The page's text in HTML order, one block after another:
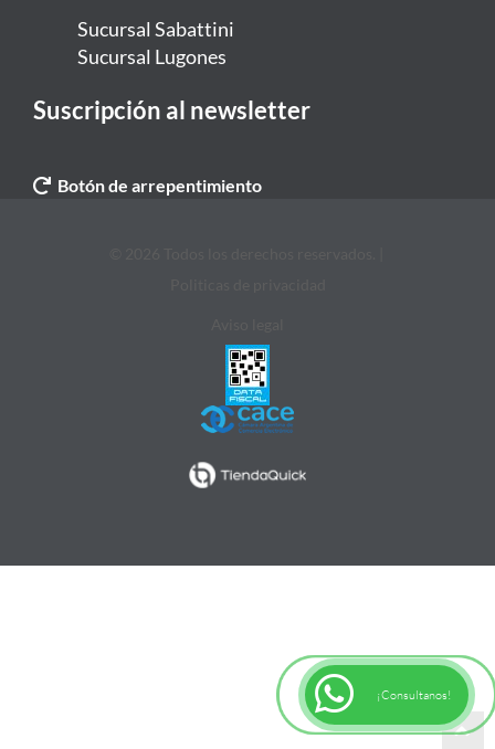
Sucursal Sabattini
Sucursal Lugones
Suscripción al newsletter
Botón de arrepentimiento
¡Consultanos!